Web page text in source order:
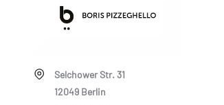
Selchower Str. 31
12049 Berlin